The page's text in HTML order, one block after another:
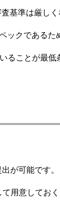
基準は厳し
ックである
ることが最低
が可能です。
用意しておく